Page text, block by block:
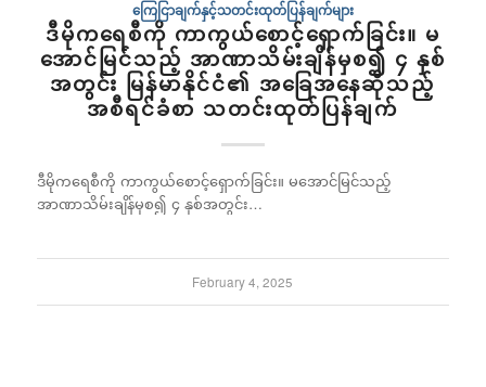
ကြေငြာချက်နှင့်သတင်းထုတ်ပြန်ချက်များ
ဒီမိုကရေစီကို ကာကွယ်စောင့်ရှောက်ခြင်း။ မ
အောင်မြင်သည့် အာဏာသိမ်းချိန်မှစ၍ ၄ နှစ်
အတွင်း မြန်မာနိုင်ငံ၏ အခြေအနေဆိုသည့်
အစီရင်ခံစာ သတင်းထုတ်ပြန်ချက်
ဒီမိုကရေစီကို ကာကွယ်စောင့်ရှောက်ခြင်း။ မအောင်မြင်သည့်
အာဏာသိမ်းချိန်မှစ၍ ၄ နှစ်အတွင်း…
February 4, 2025